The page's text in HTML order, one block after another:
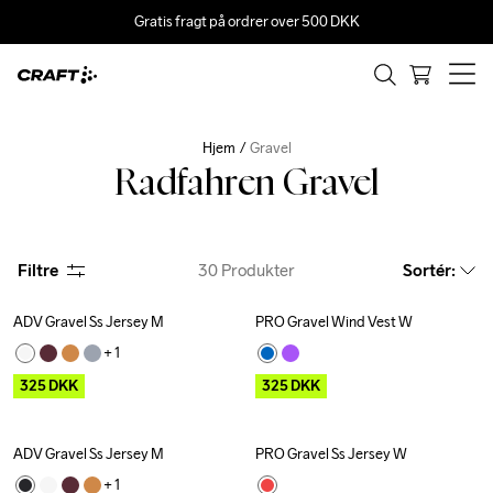
Gratis fragt på ordrer over 500 DKK
Hjem Gravel
Radfahren Gravel
Filtre 30 Produkter Sortér:
Outlet
ADV Gravel Ss Jersey M
+ 1
325DKK
Outlet
PRO Gravel Wind Vest W
325DKK
Outlet
ADV Gravel Ss Jersey M
+ 1
Outlet
PRO Gravel Ss Jersey W